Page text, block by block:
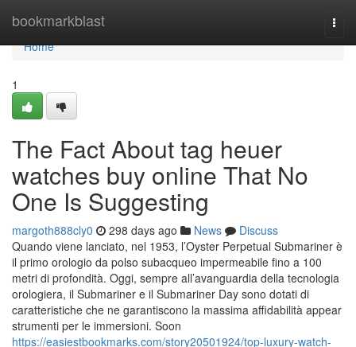
bookmarkblast
Home
Home
1
The Fact About tag heuer
watches buy online That No
One Is Suggesting
margoth888cly0 298 days ago News
Discuss
Quando viene lanciato, nel 1953, l’Oyster Perpetual Submariner è
il primo orologio da polso subacqueo impermeabile fino a 100
metri di profondità. Oggi, sempre all’avanguardia della tecnologia
orologiera, il Submariner e il Submariner Day sono dotati di
caratteristiche che ne garantiscono la massima affidabilità appear
strumenti per le immersioni. Soon
https://easiestbookmarks.com/story20501924/top-luxury-watch-